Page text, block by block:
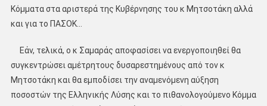
Κόμματα στα αριστερά της Κυβέρνησης του κ Μητσοτάκη αλλά
και για το ΠΑΣΟΚ…
Εάν, τελικά, ο κ Σαμαράς αποφασίσει να ενεργοποιηθεί θα
συγκεντρώσει αμέτρητους δυσαρεστημένους από τον κ
Μητσοτάκη και θα εμποδίσει την αναμενόμενη αύξηση
ποσοστών της Ελληνικής Λύσης και το πιθανολογούμενο Κόμμα